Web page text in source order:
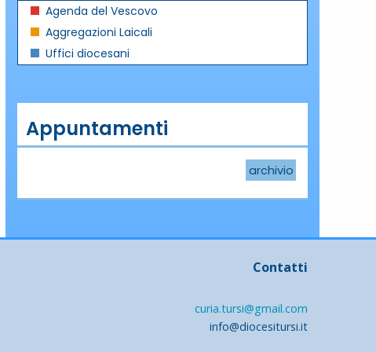
Agenda del Vescovo
Aggregazioni Laicali
Uffici diocesani
Appuntamenti
archivio
Contatti
curia.tursi@gmail.com
info@diocesitursi.it